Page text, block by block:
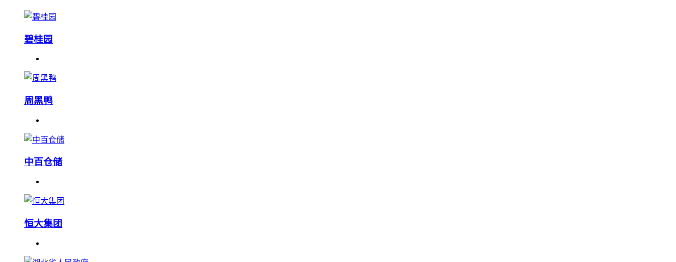
碧桂园
周黑鸭
中百仓储
恒大集团